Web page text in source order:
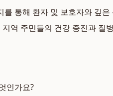
를 통해 환자 및 보호자와 깊
역 주민들의 건강 증진과 질
인가요?